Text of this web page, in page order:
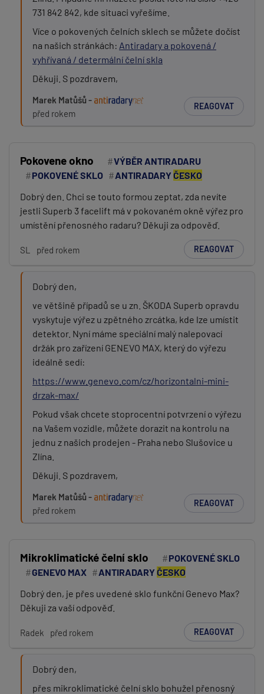
PŘIDAT PŘÍSPĚVEK
731 842 842, kde situaci vyřešíme.
Více o pokovených čelních sklech se můžete dočíst
na našich stránkách: Antiradary a pokovená /
vyhřívaná / determální čelní skla
Děkuji. S pozdravem,
Marek Matůšů -
před rokem
REAGOVAT
Pokovene okno
VÝBĚR ANTIRADARU
POKOVENÉ SKLO
ANTIRADARYČESKO
Dobrý den. Chci se touto formou zeptat, zda nevíte
jestli Superb 3 facelift má v pokovaném okně výřez pro
umístění přenosného radaru? Děkuji za odpověď.
SL před rokem REAGOVAT
Dobrý den,
ve většině případů se u zn. ŠKODA Superb opravdu
vyskytuje výřez u zpětného zrcátka, kde lze umístit
detektor. Nyní máme speciální malý nalepovací
držák pro zařízení GENEVO MAX, který do výřezu
ideálně sedí:
https://www.genevo.com/cz/horizontalni-mini-
drzak-max/
Pokud však chcete stoprocentní potvrzení o výřezu
na Vašem vozidle, můžete dorazit na kontrolu na
jednu z našich prodejen - Praha nebo Slušovice u
Zlína.
Děkuji. S pozdravem,
Marek Matůšů -
před rokem
REAGOVAT
Mikroklimatické čelní sklo
POKOVENÉ SKLO
GENEVO MAX
ANTIRADARYČESKO
Dobrý den, je přes uvedené sklo funkční Genevo Max?
Děkuji za vaší odpověď.
Radek před rokem REAGOVAT
Dobrý den,
přes mikroklimatické čelní sklo bohužel přenosný